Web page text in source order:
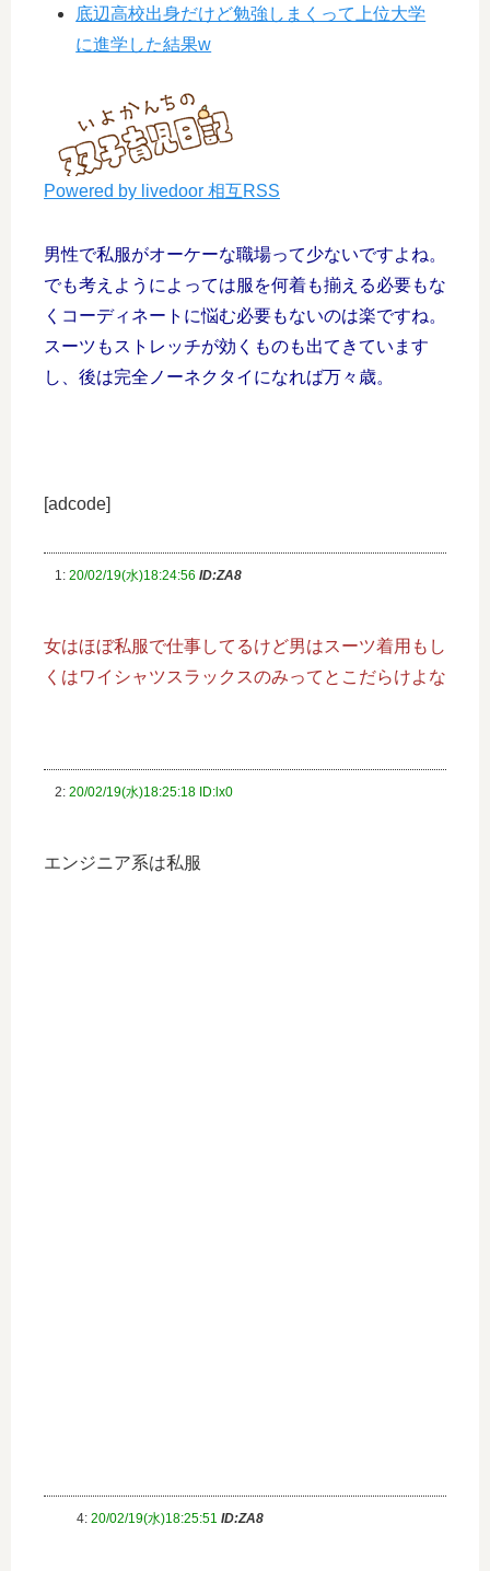
底辺高校出身だけど勉強しまくって上位大学
に進学した結果w
Powered by livedoor 相互RSS
男性で私服がオーケーな職場って少ないですよね。
でも考えようによっては服を何着も揃える必要もな
くコーディネートに悩む必要もないのは楽ですね。
スーツもストレッチが効くものも出てきています
し、後は完全ノーネクタイになれば万々歳。
[adcode]
1: 20/02/19(水)18:24:56 ID:ZA8
女はほぼ私服で仕事してるけど男はスーツ着用もし
くはワイシャツスラックスのみってとこだらけよな
2: 20/02/19(水)18:25:18 ID:lx0
エンジニア系は私服
4: 20/02/19(水)18:25:51 ID:ZA8